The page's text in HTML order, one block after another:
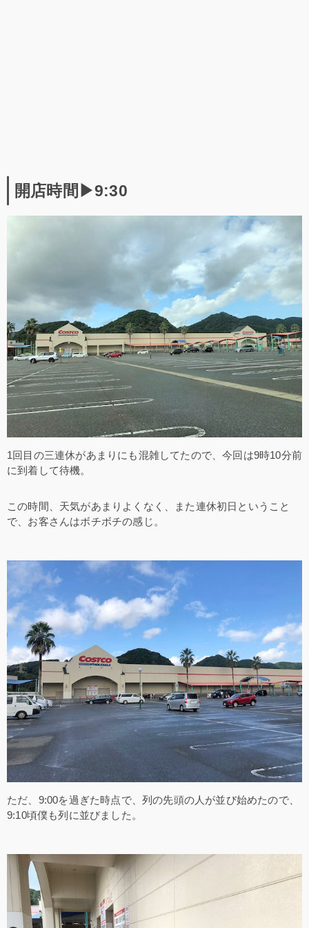
開店時間▶9:30
1回目の三連休があまりにも混雑してたので、今回は9時10分前
に到着して待機。
この時間、天気があまりよくなく、また連休初日ということ
で、お客さんはボチボチの感じ。
ただ、9:00を過ぎた時点で、列の先頭の人が並び始めたので、
9:10頃僕も列に並びました。